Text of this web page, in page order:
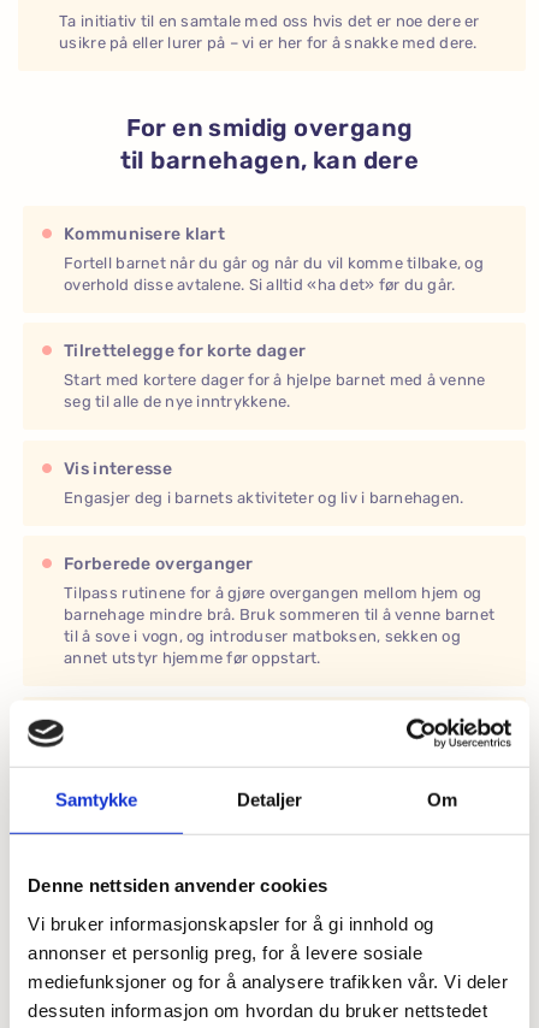
Samtykke Detaljer Om
Denne nettsiden anvender cookies
Vi bruker informasjonskapsler for å gi innhold og
annonser et personlig preg, for å levere sosiale
mediefunksjoner og for å analysere trafikken vår. Vi deler
dessuten informasjon om hvordan du bruker nettstedet
Ta initiativ til en samtale med oss hvis det er noe dere er
usikre på eller lurer på – vi er her for å snakke med dere.
For en smidig overgang
til barnehagen, kan dere
Kommunisere klart
Fortell barnet når du går og når du vil komme tilbake, og
overhold disse avtalene. Si alltid «ha det» før du går.
Tilrettelegge for korte dager
Start med kortere dager for å hjelpe barnet med å venne
seg til alle de nye inntrykkene.
Vis interesse
Engasjer deg i barnets aktiviteter og liv i barnehagen.
Forberede overganger
Tilpass rutinene for å gjøre overgangen mellom hjem og
barnehage mindre brå. Bruk sommeren til å venne barnet
til å sove i vogn, og introduser matboksen, sekken og
annet utstyr hjemme før oppstart.
Sørg for at morgenrutinene hjemme er rolige og gir en god
Vær tilgjengelig
Hva du kan forvente fra oss